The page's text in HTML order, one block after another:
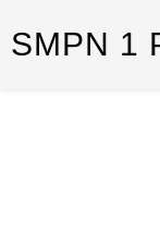
SMPN 1